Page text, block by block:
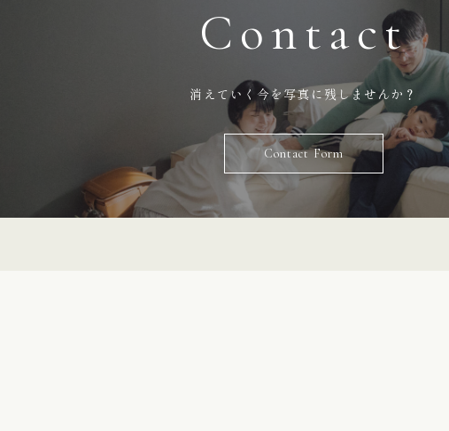
Contact
消えていく今を写真に残しませんか？
Contact Form